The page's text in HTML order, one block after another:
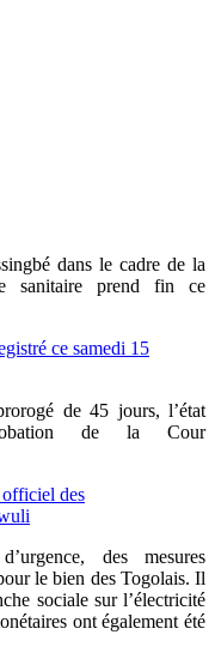
dans le cadre de la
sanitaire prend fin ce
ce samedi 15
de 45 jours, l’état
de la Cour
des
des mesures
le bien des Togolais. Il
sociale sur l’électricité
ont également été